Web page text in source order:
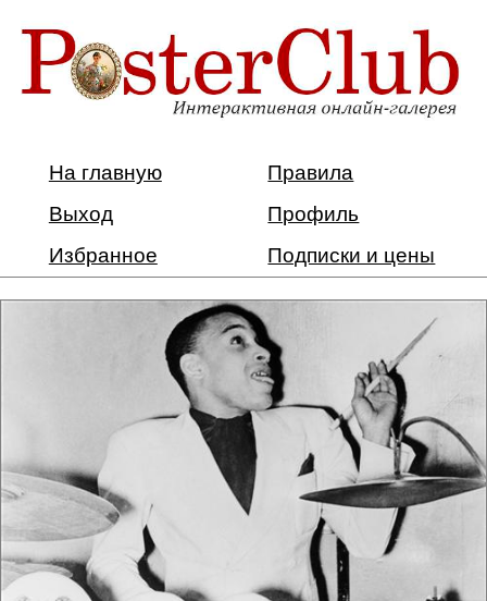
На главную
Правила
Выход
Профиль
Избранное
Подписки и цены